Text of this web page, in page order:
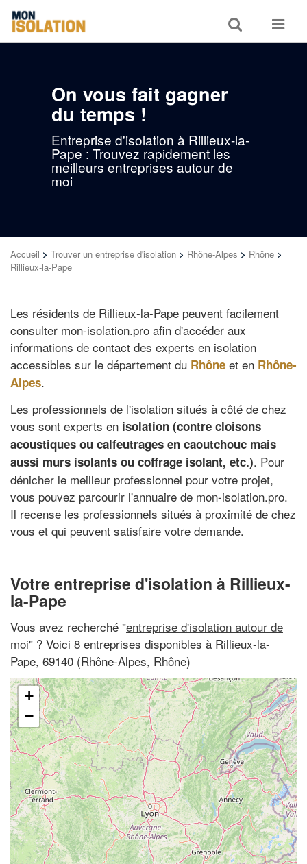
Toggle
search
Toggle
On vous fait gagner
du temps !
Entreprise d'isolation à Rillieux-la-
Pape : Trouvez rapidement les
meilleurs entreprises autour de
moi
Accueil > Trouver un entreprise d'isolation > Rhône-Alpes > Rhône >
Rillieux-la-Pape
Les résidents de Rillieux-la-Pape peuvent facilement
consulter mon-isolation.pro afin d'accéder aux
informations de contact des experts en isolation
accessibles sur le département du Rhône et en Rhône-
Alpes.
Les professionnels de l'isolation situés à côté de chez
vous sont experts en isolation (contre cloisons
acoustiques ou calfeutrages en caoutchouc mais
aussi murs isolants ou coffrage isolant, etc.). Pour
dénicher le meilleur professionnel pour votre projet,
vous pouvez parcourir l'annuaire de mon-isolation.pro.
Il recense les professionnels situés à proximité de chez
vous et qui peuvent satisfaire votre demande.
Votre entreprise d'isolation à Rillieux-
la-Pape
Vous avez recherché "entreprise d'isolation autour de
moi" ? Voici 8 entreprises disponibles à Rillieux-la-
Pape, 69140 (Rhône-Alpes, Rhône)
+
−